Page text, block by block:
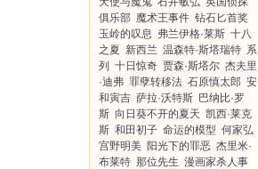
俱乐部 魔术王事件 钻石匕首奖
玉岭的叹息 弗兰伊格·莱斯 十八
之夏 新西兰 温森特·斯塔瑞特 系
列
十日惊奇 贾森·斯塔尔 杰夫里
·迪弗 罪孽转移法 石原慎太郎 安
和寅吉 萨拉·沃特斯 巴纳比·罗
斯 向日葵不开的夏天 凯西·莱克
斯 和田初子 命运的模型 何家弘
宫野明美 阳光下的罪恶 杰里米·
布莱特 那位先生 漫画家杀人事